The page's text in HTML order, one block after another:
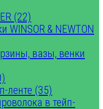
(22)
WINSOR & NEWTON
вазы, венки
ленте (35)
в тейп-